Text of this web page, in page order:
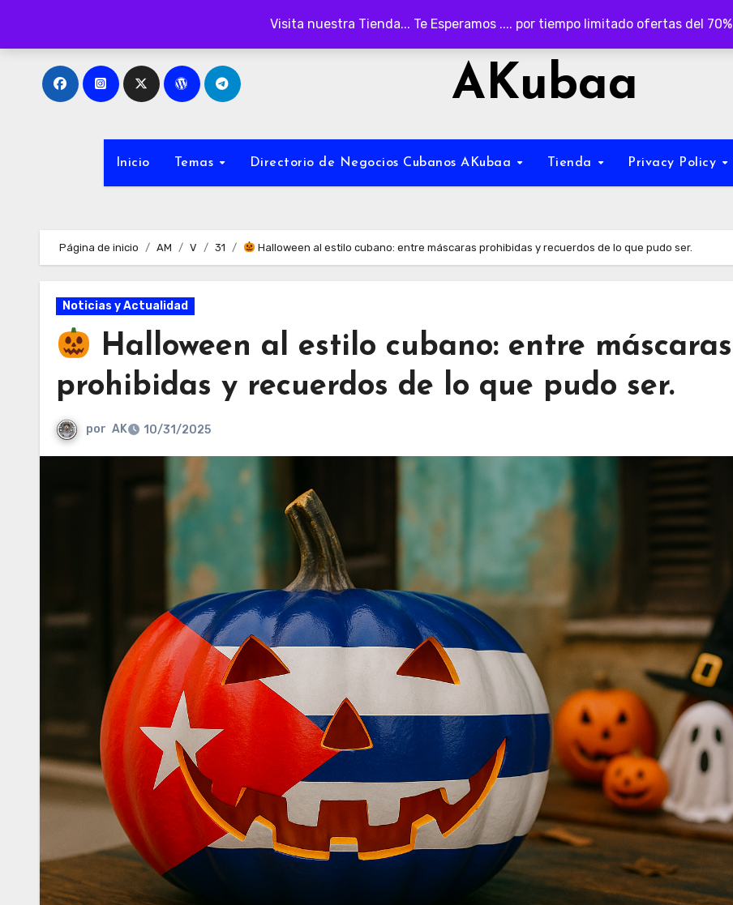
Visita nuestra Tienda... Te Esperamos .... por tiempo limitado ofertas del 70%
AKubaa
Inicio Temas Directorio de Negocios Cubanos AKubaa Tienda Privacy Policy
Página de inicio AM V 31 Halloween al estilo cubano: entre máscaras prohibidas y recuerdos de lo que pudo ser.
Noticias y Actualidad
Halloween al estilo cubano: entre máscaras
prohibidas y recuerdos de lo que pudo ser.
por AK 10/31/2025